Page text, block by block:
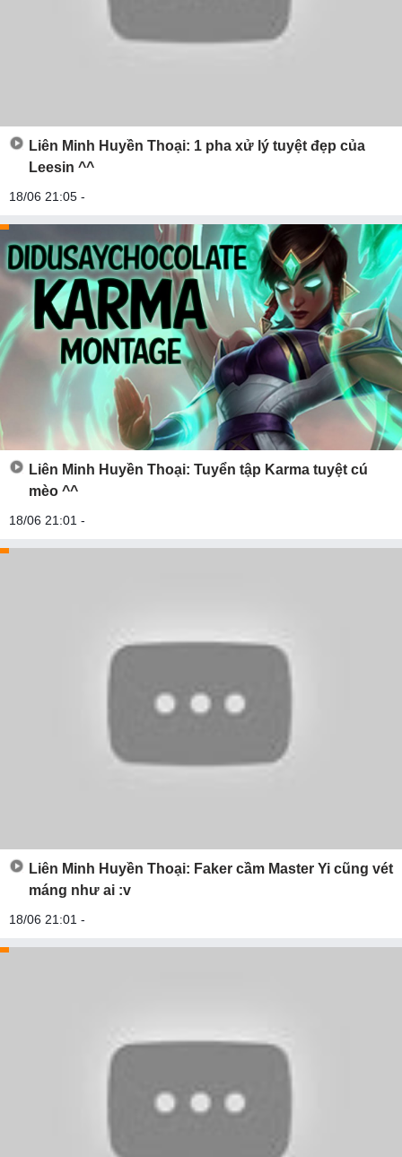
Liên Minh Huyền Thoại: 1 pha xử lý tuyệt đẹp của
Leesin ^^
18/06 21:05 -
Liên Minh Huyền Thoại: Tuyển tập Karma tuyệt cú
mèo ^^
18/06 21:01 -
Liên Minh Huyền Thoại: Faker cầm Master Yi cũng vét
máng như ai :v
18/06 21:01 -